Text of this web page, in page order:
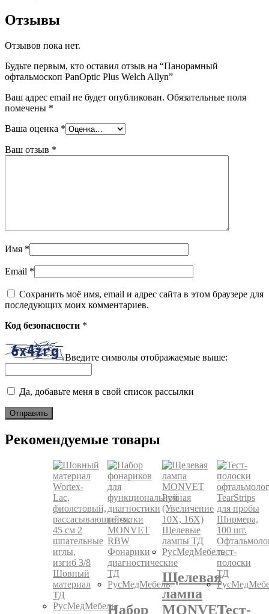
Отзывы
Отзывов пока нет.
Будьте первым, кто оставил отзыв на “Панорамный
офтальмоскоп PanOptic Plus Welch Allyn”
Ваш адрес email не будет опубликован. Обязательные поля
помечены *
Ваша оценка *
Ваш отзыв *
Имя *
Email *
Сохранить моё имя, email и адрес сайта в этом браузере для
последующих моих комментариев.
Код безопасности *
Введите символы отображаемые выше:
Да, добавьте меня в свой список рассылки
Рекомендуемые товары
Набор
Щелевая
лампа
MONVETТест-